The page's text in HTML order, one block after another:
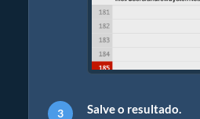
Salve o resultado.